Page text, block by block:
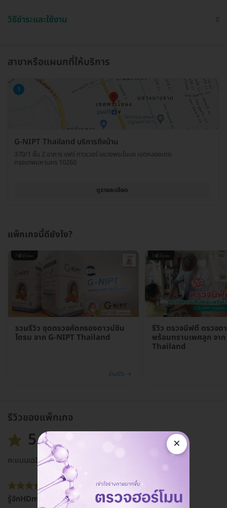
วิธีชำระและใช้งาน
สาขาหรือแผนกที่ให้บริการ
1
G-NIPT Thailand บริการถึงบ้าน
370/1 ชั้น 2 อาคาร แฟร์ ทาวเวอร์ แขวงพระโขนง เขตคลองเตย
กรุงเทพมหานคร 10260
ดูรายละเอียด
แพ็กเกจนี้ดียังไง?
รวมรีวิว ชุดตรวจคัดกรองดาวน์ซิน
โดรม จาก G-NIPT Thailand
อ่านรีวิว →
รีวิว ตรวจนิฟตี้ ตรวจด
พร้อมทราบเพศลูก จา
Thailand
รีวิวของแพ็กเกจ
5.0
คะแนนเฉลี่ย
รู้จักHDmall จากในเน็ตและเฟสค่ะ
×